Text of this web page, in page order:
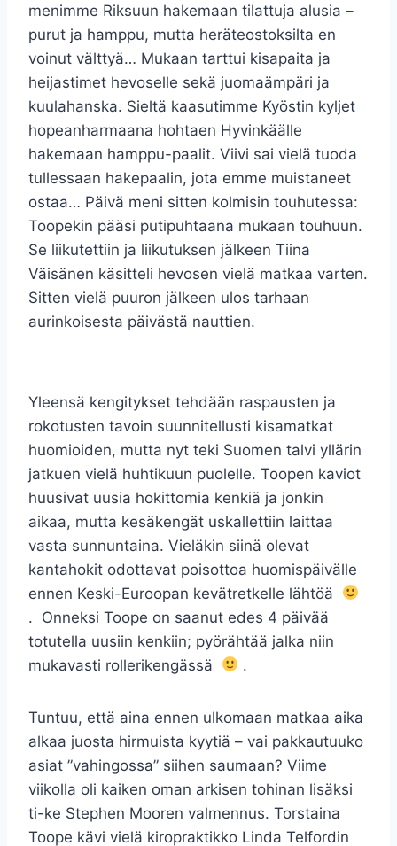
menimme Riksuun hakemaan tilattuja alusia –
purut ja hamppu, mutta heräteostoksilta en
voinut välttyä… Mukaan tarttui kisapaita ja
heijastimet hevoselle sekä juomaämpäri ja
kuulahanska. Sieltä kaasutimme Kyöstin kyljet
hopeanharmaana hohtaen Hyvinkäälle
hakemaan hamppu-paalit. Viivi sai vielä tuoda
tullessaan hakepaalin, jota emme muistaneet
ostaa… Päivä meni sitten kolmisin touhutessa:
Toopekin pääsi putipuhtaana mukaan touhuun.
Se liikutettiin ja liikutuksen jälkeen Tiina
Väisänen käsitteli hevosen vielä matkaa varten.
Sitten vielä puuron jälkeen ulos tarhaan
aurinkoisesta päivästä nauttien.
Yleensä kengitykset tehdään raspausten ja
rokotusten tavoin suunnitellusti kisamatkat
huomioiden, mutta nyt teki Suomen talvi yllärin
jatkuen vielä huhtikuun puolelle. Toopen kaviot
huusivat uusia hokittomia kenkiä ja jonkin
aikaa, mutta kesäkengät uskallettiin laittaa
vasta sunnuntaina. Vieläkin siinä olevat
kantahokit odottavat poisottoa huomispäivälle
ennen Keski-Euroopan kevätretkelle lähtöä
. Onneksi Toope on saanut edes 4 päivää
totutella uusiin kenkiin; pyörähtää jalka niin
mukavasti rollerikengässä
.
Tuntuu, että aina ennen ulkomaan matkaa aika
alkaa juosta hirmuista kyytiä – vai pakkautuuko
asiat ”vahingossa” siihen saumaan? Viime
viikolla oli kaiken oman arkisen tohinan lisäksi
ti-ke Stephen Mooren valmennus. Torstaina
Toope kävi vielä kiropraktikko Linda Telfordin